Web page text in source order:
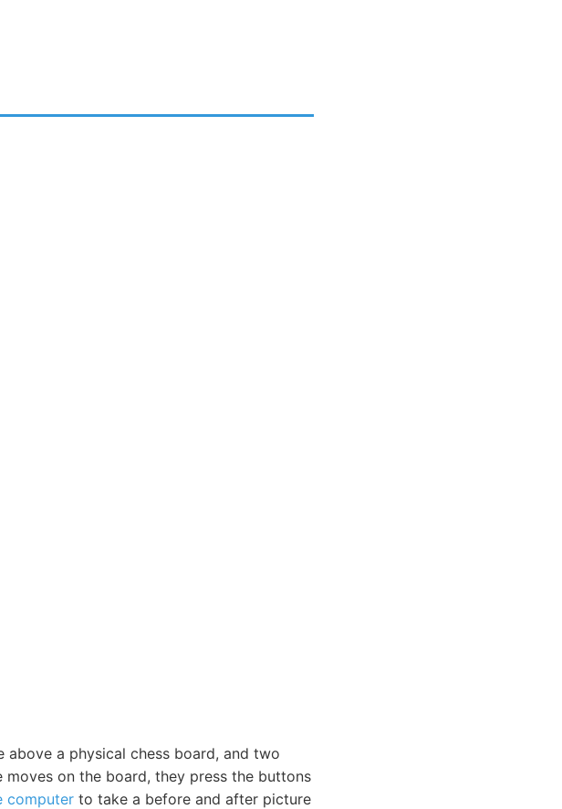
above a physical chess board, and two
on the board, they press the buttons
computer to take a before and after picture